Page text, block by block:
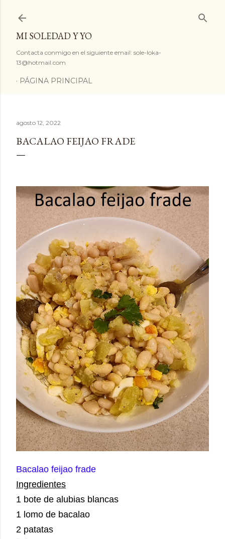
MI SOLEDAD Y YO
Contacta conmigo en el siguiente email: sole-loka-
13@hotmail.com
PÁGINA PRINCIPAL
agosto 12, 2022
BACALAO FEIJAO FRADE
Bacalao feijao frade
Ingredientes
1 bote de alubias blancas
1 lomo de bacalao
2 patatas